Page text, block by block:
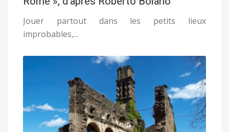
Jouer partout dans les petits lieux
improbables,...